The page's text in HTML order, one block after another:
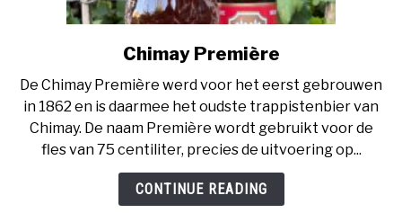
BIERCHEQUE
link
Chimay
Première
Chimay Première
De Chimay Première werd voor het eerst gebrouwen
in 1862 en is daarmee het oudste trappistenbier van
Chimay. De naam Première wordt gebruikt voor de
fles van 75 centiliter, precies de uitvoering op...
CONTINUE READING